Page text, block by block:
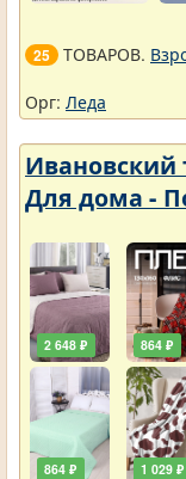
25 ТОВАРОВ.
Орг: Леда
Ивановский
Для дома -
2 648 ₽
864 ₽
864 ₽
1 029 ₽